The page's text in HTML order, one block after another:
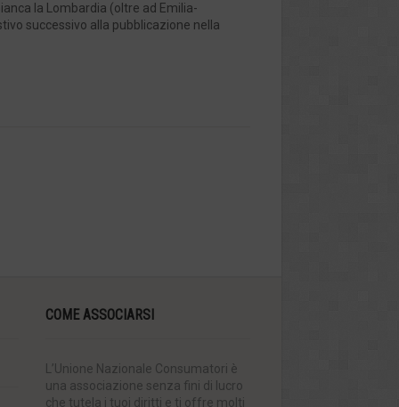
la Lombardia (oltre ad Emilia-
successivo alla pubblicazione nella
COME ASSOCIARSI
L’Unione Nazionale Consumatori è
una associazione senza fini di lucro
che tutela i tuoi diritti e ti offre molti